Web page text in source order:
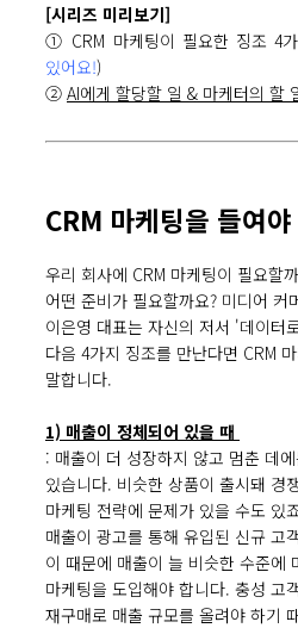
[시리즈 미리보기]
① CRM 마케팅이 필요한 징조 4
있어요!)
② AI에게 할당할 일 & 마케터의 할
CRM 마케팅을 들여
우리 회사에 CRM 마케팅이 필요할
어떤 준비가 필요할까요? 미디어 커
이은영 대표는 자신의 저서 '데이터
다음 4가지 징조를 만난다면 CRM
말합니다.
1) 매출이 정체되어 있을 때
: 매출이 더 성장하지 않고 멈춘 데
있습니다. 비슷한 상품이 출시돼 경
마케팅 전략에 문제가 있을 수도 있
매출이 광고를 통해 유입된 신규 고
이 때문에 매출이 늘 비슷한 수준에
마케팅을 도입해야 합니다. 충성 고
재구매로 매출 규모를 올려야 하기